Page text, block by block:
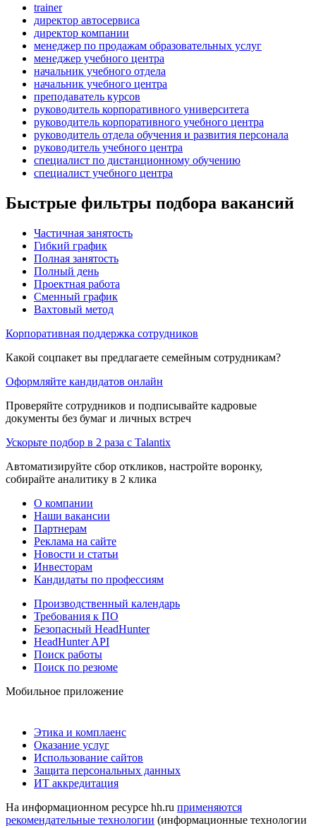
trainer
директор автосервиса
директор компании
менеджер по продажам образовательных услуг
менеджер учебного центра
начальник учебного отдела
начальник учебного центра
преподаватель курсов
руководитель корпоративного университета
руководитель корпоративного учебного центра
руководитель отдела обучения и развития персонала
руководитель учебного центра
специалист по дистанционному обучению
специалист учебного центра
Быстрые фильтры подбора вакансий
Частичная занятость
Гибкий график
Полная занятость
Полный день
Проектная работа
Сменный график
Вахтовый метод
Корпоративная поддержка сотрудников
Какой соцпакет вы предлагаете семейным сотрудникам?
Оформляйте кандидатов онлайн
Проверяйте сотрудников и подписывайте кадровые
документы без бумаг и личных встреч
Ускорьте подбор в 2 раза с Talantix
Автоматизируйте сбор откликов, настройте воронку,
собирайте аналитику в 2 клика
О компании
Наши вакансии
Партнерам
Реклама на сайте
Новости и статьи
Инвесторам
Кандидаты по профессиям
Производственный календарь
Требования к ПО
Безопасный HeadHunter
HeadHunter API
Поиск работы
Поиск по резюме
Мобильное приложение
Этика и комплаенс
Оказание услуг
Использование сайтов
Защита персональных данных
ИТ аккредитация
На информационном ресурсе hh.ru применяются
рекомендательные технологии (информационные технологии